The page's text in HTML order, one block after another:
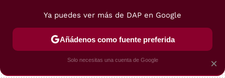
POSTRES VIAJES SELECCIÓN VEGUI
×
Ya puedes ver más de DAP en Google
Añádenos como fuente preferida
Solo necesitas una cuenta de Google